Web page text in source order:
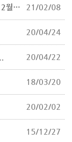
수도시락 은평점 폐업 20년12월31일 21/02/08
20/04/24
20/04/22
18/03/20
20/02/02
15/12/27